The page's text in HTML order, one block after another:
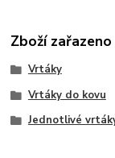
Zboží
Vrtáky
Vrtáky do kovu
Jednotlivé